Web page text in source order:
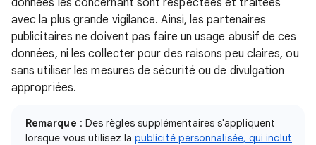
données les concernant sont respectées et traitées
avec la plus grande vigilance. Ainsi, les partenaires
publicitaires ne doivent pas faire un usage abusif de ces
données, ni les collecter pour des raisons peu claires, ou
sans utiliser les mesures de sécurité ou de divulgation
appropriées.
Remarque : Des règles supplémentaires s'appliquent
lorsque vous utilisez lapublicité personnalisée, qui inclut